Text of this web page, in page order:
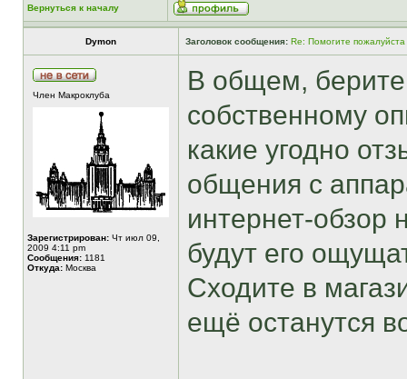
Вернуться к началу
Dymon Заголовок сообщения: Re: Помогите
Член Макроклуба
Зарегистрирован: Чт июл 09,
2009 4:11 pm
Сообщения: 1181
Откуда: Москва
В общем, берите
собственному
какие угодно
общения с
интернет-обзор
будут его
Сходите в
ещё останутся